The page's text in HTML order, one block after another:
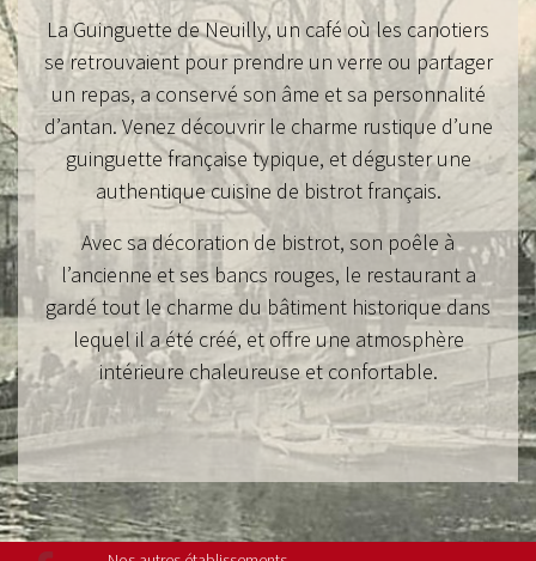
La Guinguette de Neuilly, un café où les canotiers
se retrouvaient pour prendre un verre ou partager
un repas, a conservé son âme et sa personnalité
d’antan. Venez découvrir le charme rustique d’une
guinguette française typique, et déguster une
authentique cuisine de bistrot français.
Avec sa décoration de bistrot, son poêle à
l’ancienne et ses bancs rouges, le restaurant a
gardé tout le charme du bâtiment historique dans
lequel il a été créé, et offre une atmosphère
intérieure chaleureuse et confortable.